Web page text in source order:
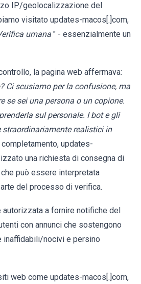
IP/geolocalizzazione del
visitato updates-macos[.]com,
umana " - essenzialmente un
la pagina web affermava:
Ci scusiamo per la confusione, ma
se sei una persona o un copione.
sul personale. I bot e gli
straordinariamente realistici in
completamento, updates-
una richiesta di consegna di
può essere interpretata
del processo di verifica.
autorizzata a fornire notifiche del
con annunci che sostengono
nocivi e persino
web come updates-macos[.]com,